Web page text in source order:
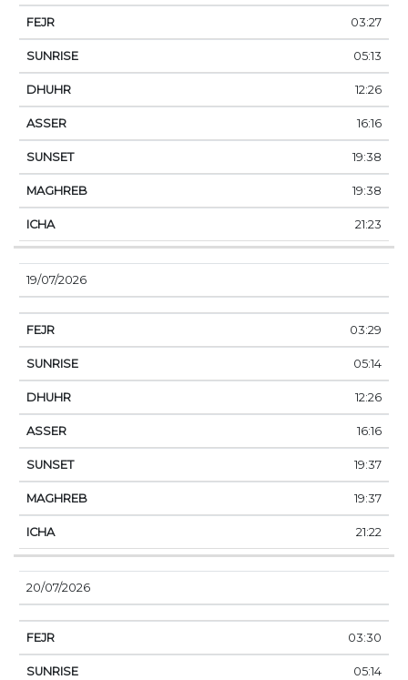
03:27
05:13
12:26
16:16
19:38
19:38
21:23
19/07/2026
03:29
05:14
12:26
16:16
19:37
19:37
21:22
20/07/2026
03:30
05:14